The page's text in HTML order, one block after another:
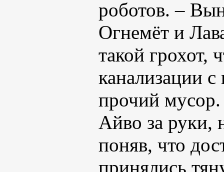
роботов. –
Огнемёт и
такой грохот,
канализации
прочий мусор.
Айво за руки,
поняв, что
принялись